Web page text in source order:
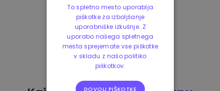
To spletno mesto uporablja
piškotke za izboljšanje
uporabniške izkušnje. Z
uporabo našega spletnega
mesta sprejemate vse piškotke
v skladu z našo politiko
piškotkov.
DOVOLI PIŠKOTKE